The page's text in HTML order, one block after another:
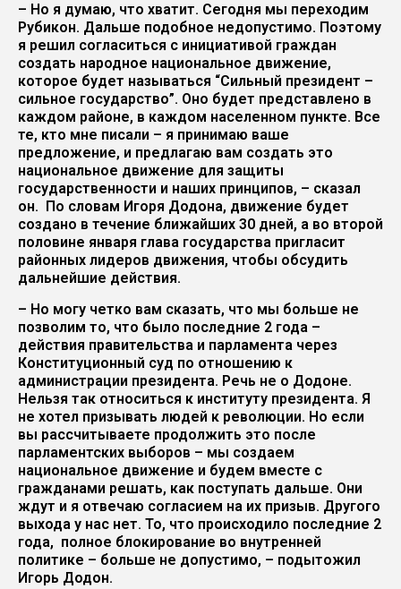
– Но я думаю, что хватит. Сегодня мы переходим
Рубикон. Дальше подобное недопустимо. Поэтому
я решил согласиться с инициативой граждан
создать народное национальное движение,
которое будет называться “Сильный президент –
сильное государство”. Оно будет представлено в
каждом районе, в каждом населенном пункте. Все
те, кто мне писали – я принимаю ваше
предложение, и предлагаю вам создать это
национальное движение для защиты
государственности и наших принципов, – сказал
он. По словам Игоря Додона, движение будет
создано в течение ближайших 30 дней, а во второй
половине января глава государства пригласит
районных лидеров движения, чтобы обсудить
дальнейшие действия.
– Но могу четко вам сказать, что мы больше не
позволим то, что было последние 2 года –
действия правительства и парламента через
Конституционный суд по отношению к
администрации президента. Речь не о Додоне.
Нельзя так относиться к институту президента. Я
не хотел призывать людей к революции. Но если
вы рассчитываете продолжить это после
парламентских выборов – мы создаем
национальное движение и будем вместе с
гражданами решать, как поступать дальше. Они
ждут и я отвечаю согласием на их призыв. Другого
выхода у нас нет. То, что происходило последние 2
года, полное блокирование во внутренней
политике – больше не допустимо, – подытожил
Игорь Додон.